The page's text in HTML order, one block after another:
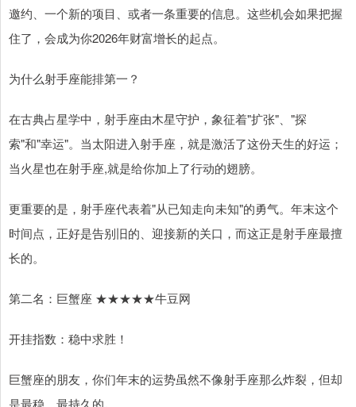
邀约、一个新的项目、或者一条重要的信息。这些机会如果把握
住了，会成为你2026年财富增长的起点。
为什么射手座能排第一？
在古典占星学中，射手座由木星守护，象征着"扩张"、"探
索"和"幸运"。当太阳进入射手座，就是激活了这份天生的好运；
当火星也在射手座,就是给你加上了行动的翅膀。
更重要的是，射手座代表着"从已知走向未知"的勇气。年末这个
时间点，正好是告别旧的、迎接新的关口，而这正是射手座最擅
长的。
第二名：巨蟹座 ★★★★★牛豆网
开挂指数：稳中求胜！
巨蟹座的朋友，你们年末的运势虽然不像射手座那么炸裂，但却